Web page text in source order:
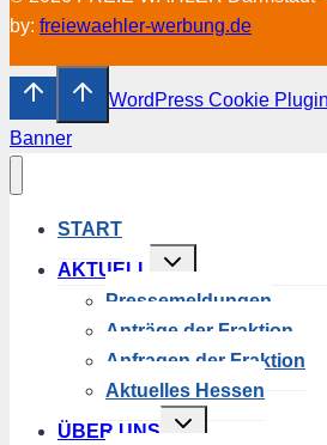
by: freiewaehler-werbung.de
WordPress Cookie
Banner
START
AKTUELL
Untermenü
umschalten
Pressemeldungen
Anträge der Fraktion
Anfragen der Fraktion
Aktuelles Hessen
ÜBER UNS
Untermenü
umschalten